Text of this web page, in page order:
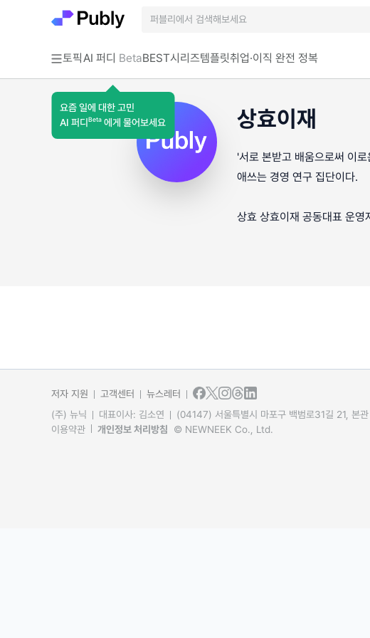
토픽AI 퍼디 Beta
요즘 일에 대한 고민
AI 퍼디 Beta 에게 물어보세요
BEST시리즈템플릿취업·이직 완전 정복
상효이재
'서로 본받고 배움으로써 이
애쓰는 경영 연구 집단이다.
상효 상효이재 공동대표 운
저자 지원 고객센터
뉴스레터
(주) 뉴닉
대표이사: 김소연 (04147) 서울특별시 마포구 백범로31길 21, 본
이용약관
개인정보 처리방침 © NEWNEEK Co., Ltd.